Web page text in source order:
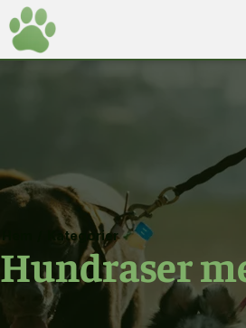
Kategorier
Hundraser